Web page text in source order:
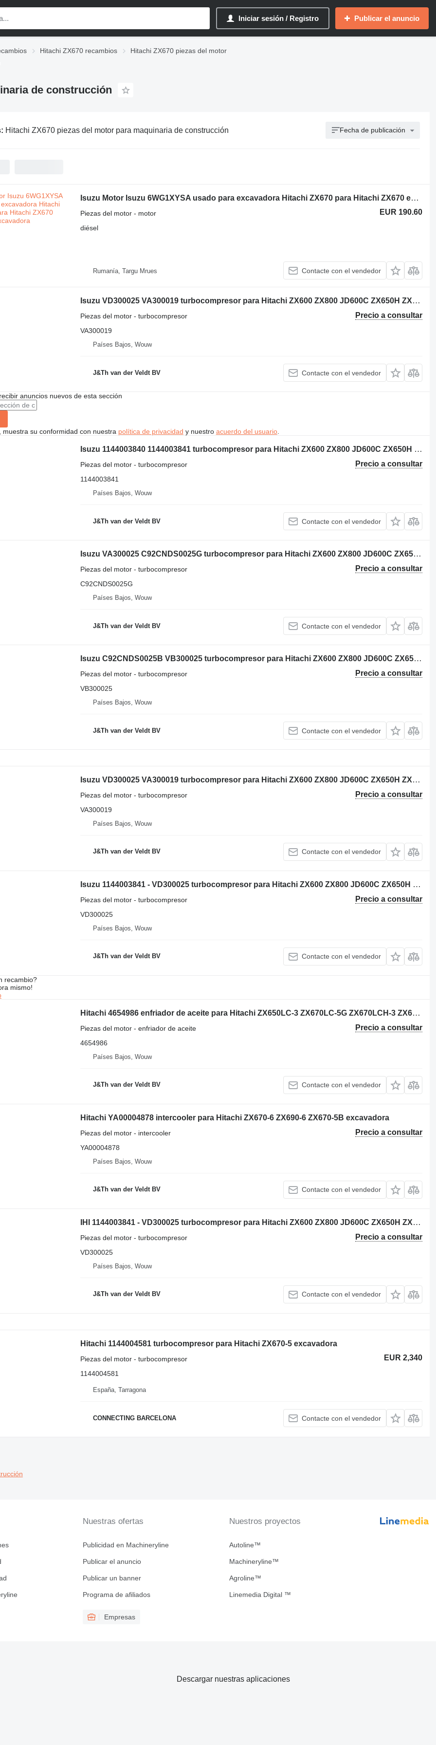
Iniciar sesión / Registro Publicar el anuncio
Hitachi ZX670 recambios
Hitachi ZX670 piezas del motor
de construcción
Hitachi ZX670 piezas del motor para maquinaria de construcción Fecha de publicación
Isuzu Motor Isuzu 6WG1XYSA usado para excavadora Hitachi ZX670 para Hitachi ZX670 excavadora
EUR 190.60
Piezas del motor - motor
diésel
Rumanía, Targu Mrues Contacte con el vendedor
Isuzu VD300025 VA300019 turbocompresor para Hitachi ZX600 ZX800 JD600C ZX650H ZX850H JD800LC ZX670-5G ZX870-5G maquinaria de construcción
Precio a consultar
Piezas del motor - turbocompresor
VA300019
Países Bajos, Wouw
J&Th van der Veldt BV Contacte con el vendedor
anuncios nuevos de esta sección
muestra su conformidad con nuestra política de privacidad y nuestro acuerdo del usuario.
Isuzu 1144003840 1144003841 turbocompresor para Hitachi ZX600 ZX800 JD600C ZX650H ZX850H JD800LC ZX670-5G ZX870-5G excavadora
Precio a consultar
Piezas del motor - turbocompresor
1144003841
Países Bajos, Wouw
J&Th van der Veldt BV Contacte con el vendedor
Isuzu VA300025 C92CNDS0025G turbocompresor para Hitachi ZX600 ZX800 JD600C ZX650H ZX850H JD800LC ZX670-5G ZX870-5G excavadora
Precio a consultar
Piezas del motor - turbocompresor
C92CNDS0025G
Países Bajos, Wouw
J&Th van der Veldt BV Contacte con el vendedor
Isuzu C92CNDS0025B VB300025 turbocompresor para Hitachi ZX600 ZX800 JD600C ZX650H ZX850H JD800LC ZX670-5G ZX870-5G excavadora
Precio a consultar
Piezas del motor - turbocompresor
VB300025
Países Bajos, Wouw
J&Th van der Veldt BV Contacte con el vendedor
Isuzu VD300025 VA300019 turbocompresor para Hitachi ZX600 ZX800 JD600C ZX650H ZX850H JD800LC ZX670-5G ZX870-5G excavadora
Precio a consultar
Piezas del motor - turbocompresor
VA300019
Países Bajos, Wouw
J&Th van der Veldt BV Contacte con el vendedor
Isuzu 1144003841 - VD300025 turbocompresor para Hitachi ZX600 ZX800 JD600C ZX650H ZX850H JD800LC ZX670-5G ZX870-5G excavadora
Precio a consultar
Piezas del motor - turbocompresor
VD300025
Países Bajos, Wouw
J&Th van der Veldt BV Contacte con el vendedor
recambio?
mismo!
Hitachi 4654986 enfriador de aceite para Hitachi ZX650LC-3 ZX670LC-5G ZX670LCH-3 ZX670LCR-3 ZX670LCH-5G ZX670LCR-5G excavadora
Precio a consultar
Piezas del motor - enfriador de aceite
4654986
Países Bajos, Wouw
J&Th van der Veldt BV Contacte con el vendedor
Hitachi YA00004878 intercooler para Hitachi ZX670-6 ZX690-6 ZX670-5B excavadora
Precio a consultar
Piezas del motor - intercooler
YA00004878
Países Bajos, Wouw
J&Th van der Veldt BV Contacte con el vendedor
IHI 1144003841 - VD300025 turbocompresor para Hitachi ZX600 ZX800 JD600C ZX650H ZX850H JD800LC ZX670-5G ZX870-5G excavadora
Precio a consultar
Piezas del motor - turbocompresor
VD300025
Países Bajos, Wouw
J&Th van der Veldt BV Contacte con el vendedor
Hitachi 1144004581 turbocompresor para Hitachi ZX670-5 excavadora
EUR 2,340
Piezas del motor - turbocompresor
1144004581
España, Tarragona
CONNECTING BARCELONA Contacte con el vendedor
Nuestras ofertas
Publicidad en Machineryline
Publicar el anuncio
Publicar un banner
Programa de afiliados
Empresas
Nuestros proyectos
Autoline™
Machineryline™
Agroline™
Linemedia Digital ™
Descargar nuestras aplicaciones